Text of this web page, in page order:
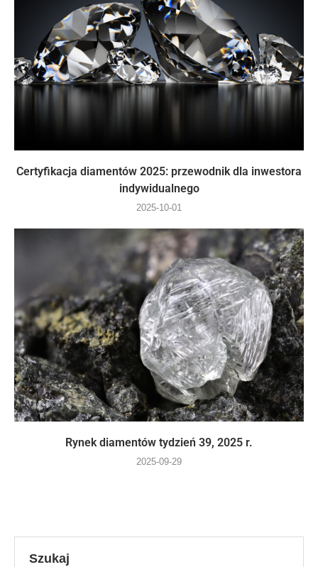
Certyfikacja diamentów 2025: przewodnik dla inwestora
indywidualnego
2025-10-01
Rynek diamentów tydzień 39, 2025 r.
2025-09-29
Szukaj